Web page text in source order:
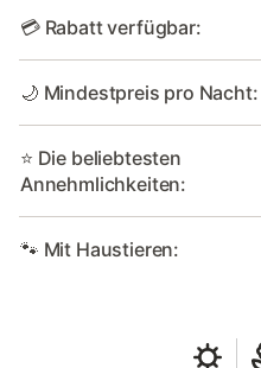
💳 Rabatt verfügbar:
🌙 Mindestpreis pro Nacht:
⭐ Die beliebtesten
Annehmlichkeiten:
🐾 Mit Haustieren: